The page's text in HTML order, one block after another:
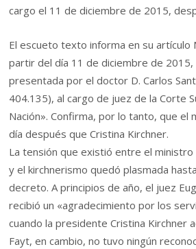
cargo el 11 de diciembre de 2015,
El escueto texto informa en su artículo
partir del día 11 de diciembre de 2015,
presentada por el doctor D. Carlos
404.135), al cargo de juez de la Corte
Nación». Confirma, por lo tanto, que el
día después que Cristina Kirchner.
La tensión que existió entre el ministro
y el kirchnerismo quedó plasmada
decreto. A principios de año, el juez
recibió un «agradecimiento por los
cuando la presidente Cristina Kirchner
Fayt, en cambio, no tuvo ningún